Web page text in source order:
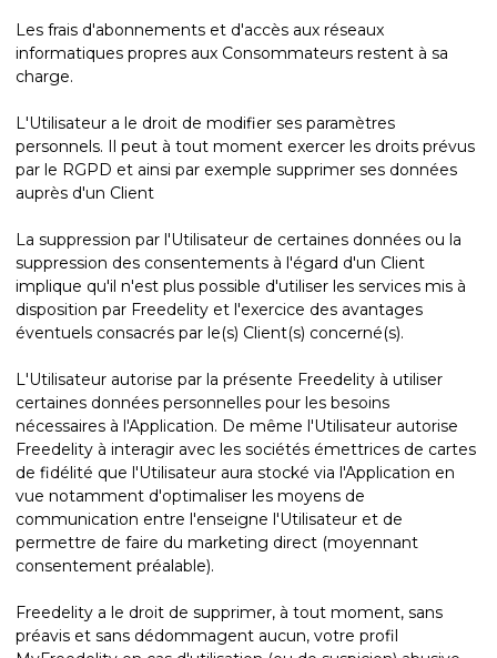
Les frais d'abonnements et d'accès aux réseaux
informatiques propres aux Consommateurs restent à sa
charge.
L'Utilisateur a le droit de modifier ses paramètres
personnels. Il peut à tout moment exercer les droits prévus
par le RGPD et ainsi par exemple supprimer ses données
auprès d'un Client
La suppression par l'Utilisateur de certaines données ou la
suppression des consentements à l'égard d'un Client
implique qu'il n'est plus possible d'utiliser les services mis à
disposition par Freedelity et l'exercice des avantages
éventuels consacrés par le(s) Client(s) concerné(s).
L'Utilisateur autorise par la présente Freedelity à utiliser
certaines données personnelles pour les besoins
nécessaires à l'Application. De même l'Utilisateur autorise
Freedelity à interagir avec les sociétés émettrices de cartes
de fidélité que l'Utilisateur aura stocké via l'Application en
vue notamment d'optimaliser les moyens de
communication entre l'enseigne l'Utilisateur et de
permettre de faire du marketing direct (moyennant
consentement préalable).
Freedelity a le droit de supprimer, à tout moment, sans
préavis et sans dédommagent aucun, votre profil